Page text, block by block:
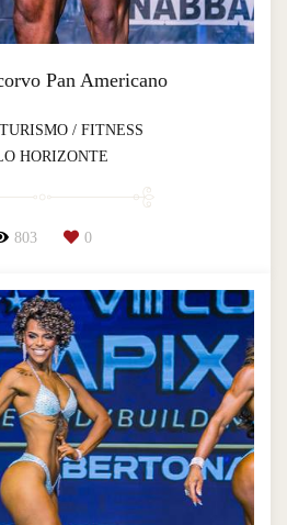
Pan Americano
/ FITNESS
HORIZONTE
803 0